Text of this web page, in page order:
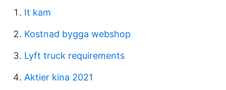
It kam
Kostnad bygga webshop
Lyft truck requirements
Aktier kina 2021